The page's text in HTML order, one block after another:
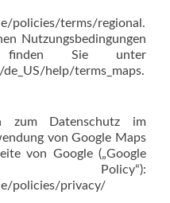
policies/terms/regional.
Nutzungsbedingungen
Sie unter
help/terms_maps.
zum Datenschutz im
von Google Maps
von Google („Google
policies/privacy/